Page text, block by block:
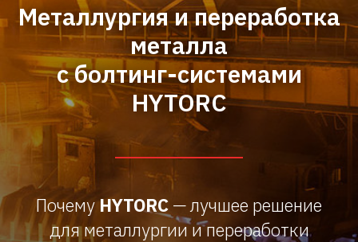
Металлургия и переработка
металла
с болтинг-системами
HYTORC
ПочемуHYTORC — лучшее решение
для металлургии и переработки